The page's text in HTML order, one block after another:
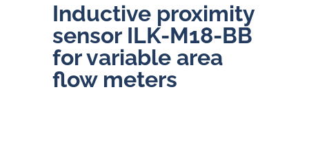
Inductive proximity
sensor ILK-M18-BB
for variable area
flow meters